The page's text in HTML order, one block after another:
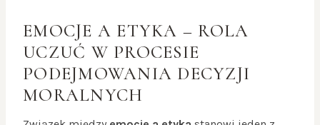
EMOCJE A ETYKA – ROLA
UCZUĆ W PROCESIE
PODEJMOWANIA DECYZJI
MORALNYCH